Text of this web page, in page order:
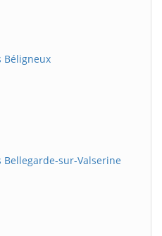
Béligneux
sur-Valserine